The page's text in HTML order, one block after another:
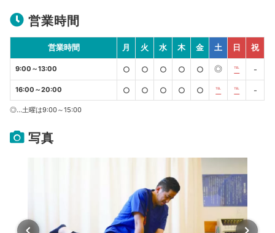
営業時間
営業時間 月 火 水 木 金 土 日 祝
9:00～13:00 ○ ○ ○ ○ ○ ◎ ℡ -
16:00～20:00 ○ ○ ○ ○ ○ ℡ ℡ -
◎…土曜は9:00～15:00
写真